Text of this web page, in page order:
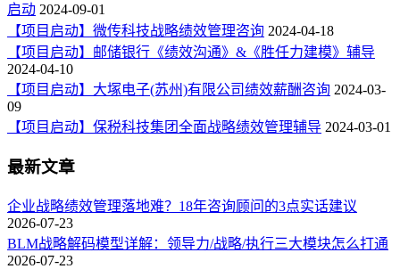
启动 2024-09-01
【项目启动】微传科技战略绩效管理咨询 2024-04-18
【项目启动】邮储银行《绩效沟通》&《胜任力建模》辅导
2024-04-10
【项目启动】大塚电子(苏州)有限公司绩效薪酬咨询 2024-03-
09
【项目启动】保税科技集团全面战略绩效管理辅导 2024-03-01
最新文章
企业战略绩效管理落地难？18年咨询顾问的3点实话建议
2026-07-23
BLM战略解码模型详解：领导力/战略/执行三大模块怎么打通
2026-07-23